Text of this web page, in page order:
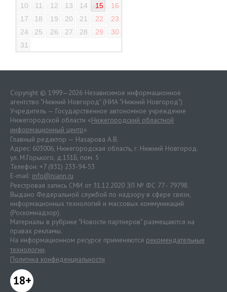
10
11 12 13 14 15
16
17
18 19 20 21 22
23
24
25 26 27 28 29
30
31
Copyright © 1999—2026 Независимое информационное
агентство "Нижний Новгород" (НИА "Нижний Новгород")
Учредитель — Государственное автономное учреждение
Нижегородской области «Нижегородский областной
информационный центр»
Главный редактор — Назарова А.В.
Адрес: 603006, Нижегородская область, г. Нижний Новгород.
ул. М.Горького, д.151Б, пом. 5
Телефон: +7 (831) 233-94-53
E-mail: info@niann.ru
Реестровая запись СМИ от 31.12.2020 ЭЛ № ФС 77 - 79798.
Выдано Федеральной службой по надзору в сфере связи,
информационных технологий и массовых коммуникаций
(Роскомнадзор).
Материалы в рубрике "Новости партнеров" размещаются на
правах рекламы.
На информационном ресурсе применяются рекомендательные
технологии.
Политика конфиденциальности
18+